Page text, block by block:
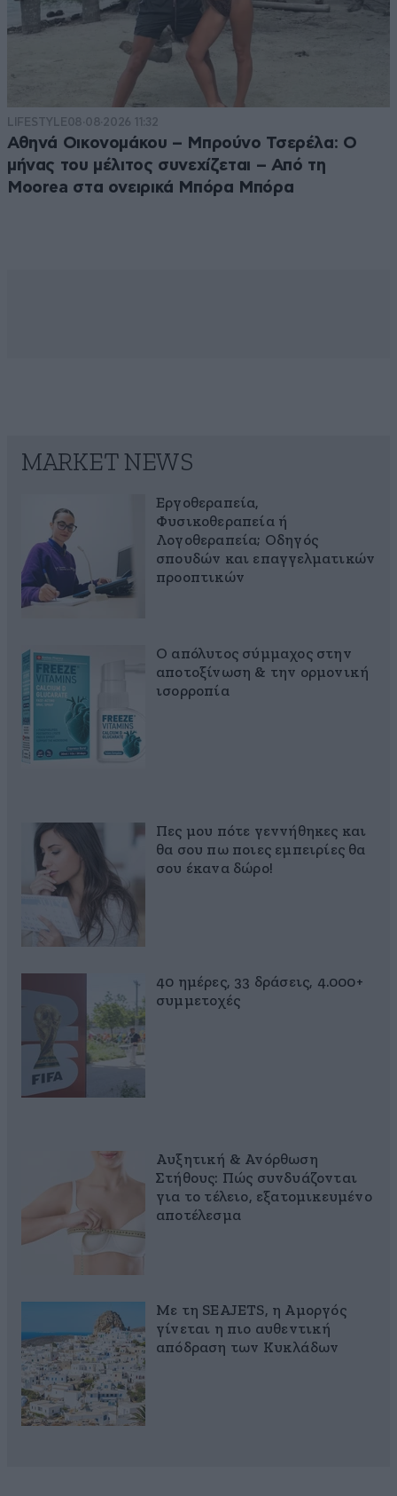
LIFESTYLE08·08·2026 11:32
Αθηνά Οικονομάκου – Μπρούνο Τσερέλα: Ο
μήνας του μέλιτος συνεχίζεται – Από τη
Moorea στα ονειρικά Μπόρα Μπόρα
MARKET NEWS
Εργοθεραπεία,
Φυσικοθεραπεία ή
Λογοθεραπεία; Οδηγός
σπουδών και επαγγελματικών
προοπτικών
Ο απόλυτος σύμμαχος στην
αποτοξίνωση & την ορμονική
ισορροπία
Πες μου πότε γεννήθηκες και
θα σου πω ποιες εμπειρίες θα
σου έκανα δώρο!
40 ημέρες, 33 δράσεις, 4.000+
συμμετοχές
Αυξητική & Ανόρθωση
Στήθους: Πώς συνδυάζονται
για το τέλειο, εξατομικευμένο
αποτέλεσμα
Με τη SEAJETS, η Αμοργός
γίνεται η πιο αυθεντική
απόδραση των Κυκλάδων